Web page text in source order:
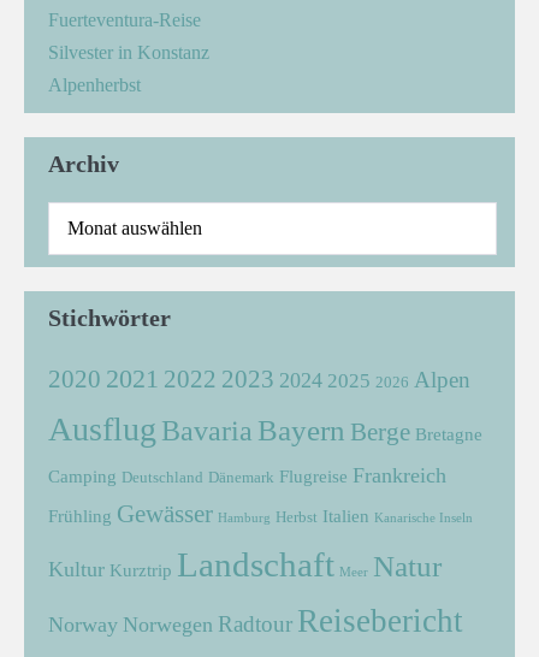
Fuerteventura-Reise
Silvester in Konstanz
Alpenherbst
Archiv
Stichwörter
2020 2021 2022 2023 2024 2025 2026 Alpen
Ausflug Bavaria Bayern Berge Bretagne
Camping Deutschland Dänemark Flugreise Frankreich
Frühling Gewässer Hamburg Herbst Italien Kanarische Inseln
Kultur Kurztrip Landschaft Meer Natur
Norway Norwegen Radtour Reisebericht